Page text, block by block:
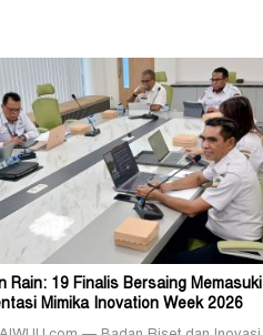
Rain: 19 Finalis Bersaing Memasuki
Mimika Inovation Week 2026